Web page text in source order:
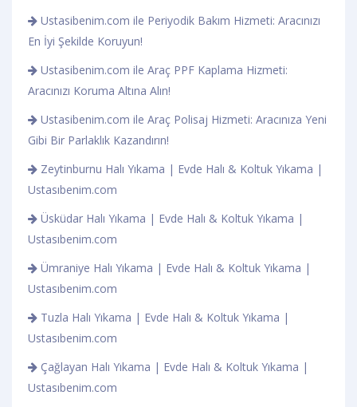
Ustasibenim.com ile Periyodik Bakım Hizmeti: Aracınızı
En İyi Şekilde Koruyun!
Ustasibenim.com ile Araç PPF Kaplama Hizmeti:
Aracınızı Koruma Altına Alın!
Ustasibenim.com ile Araç Polisaj Hizmeti: Aracınıza Yeni
Gibi Bir Parlaklık Kazandırın!
Zeytinburnu Halı Yıkama | Evde Halı & Koltuk Yıkama |
Ustasıbenim.com
Üsküdar Halı Yıkama | Evde Halı & Koltuk Yıkama |
Ustasıbenim.com
Ümraniye Halı Yıkama | Evde Halı & Koltuk Yıkama |
Ustasıbenim.com
Tuzla Halı Yıkama | Evde Halı & Koltuk Yıkama |
Ustasıbenim.com
Çağlayan Halı Yıkama | Evde Halı & Koltuk Yıkama |
Ustasıbenim.com